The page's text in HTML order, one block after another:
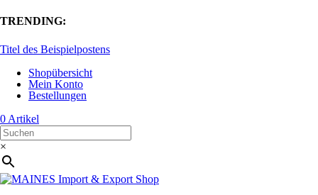
TRENDING:
Titel des Beispielpostens
Shopübersicht
Mein Konto
Bestellungen
0 Artikel
×